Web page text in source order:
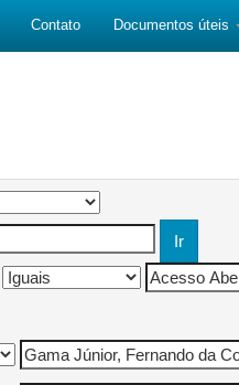
Contato Documentos úteis